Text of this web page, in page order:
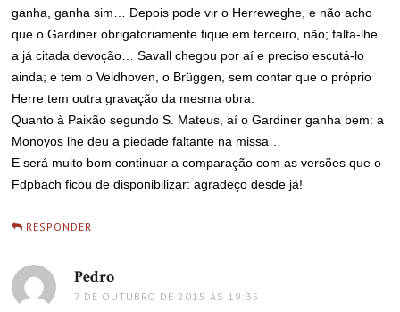
ganha, ganha sim… Depois pode vir o Herreweghe, e não acho
que o Gardiner obrigatoriamente fique em terceiro, não; falta-lhe
a já citada devoção… Savall chegou por aí e preciso escutá-lo
ainda; e tem o Veldhoven, o Brüggen, sem contar que o próprio
Herre tem outra gravação da mesma obra.
Quanto à Paixão segundo S. Mateus, aí o Gardiner ganha bem: a
Monoyos lhe deu a piedade faltante na missa…
E será muito bom continuar a comparação com as versões que o
Fdpbach ficou de disponibilizar: agradeço desde já!
RESPONDER
Pedro
7 DE OUTUBRO DE 2015 ÀS 19:35